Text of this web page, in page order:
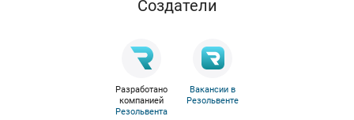
Cоздатели
Разработано
компанией
Резольвента
Вакансии в
Резольвенте